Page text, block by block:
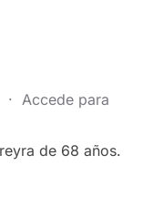
· Accede para
de 68 años.